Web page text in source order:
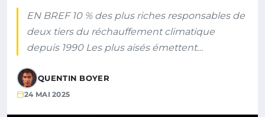
EN BREF 10 % des plus riches responsables de
deux tiers du réchauffement climatique
depuis 1990 Les plus aisés émettent…
QUENTIN BOYER
24 MAI 2025